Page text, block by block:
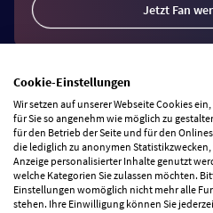
Jetzt Fan
Vertrag widerrufen
Zahlungsarten
Cookie-Einstellungen
Wir setzen auf unserer Webseite Cookies
für Sie so angenehm wie möglich zu
für den Betrieb der Seite und für den
die lediglich zu anonymen
Anzeige personalisierter Inhalte genutzt
welche Kategorien Sie zulassen möchten.
Einstellungen womöglich nicht mehr alle
stehen. Ihre Einwilligung können Sie